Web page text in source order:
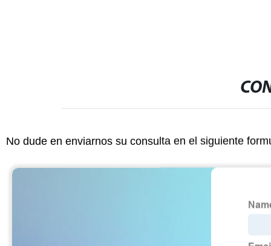
No dude en enviarnos su consulta en el siguiente